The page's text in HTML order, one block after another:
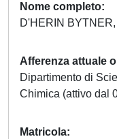
Nome completo
D'HERIN
Afferenza attuale
Dipartimento di
Chimica (attivo dal
Matricola